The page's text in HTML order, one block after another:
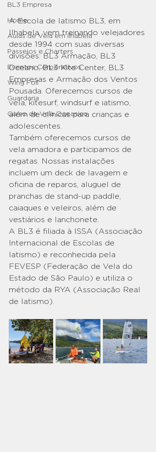
BL3 Empresa
Home
Aulas de Vela em Ilhabela
Passeios e Charters
Eventos Corporativos
Wing Foil
Guardaria
Curso de Vela Oceanica
A Escola de Iatismo BL3, em
Ilhabela, vem treinando velejadores
desde 1994 com suas diversas
divisões: BL3 Armação, BL3
Oceano, BL3 Kite Center, BL3
Empresas e Armação dos Ventos
Pousada. Oferecemos cursos de
vela, kitesurf, windsurf e iatismo,
além de clínicas para crianças e
adolescentes.
Também oferecemos cursos de
vela amadora e participamos de
regatas. Nossas instalações
incluem um deck de lavagem e
oficina de reparos, aluguel de
pranchas de stand-up paddle,
caiaques e veleiros, além de
vestiários e lanchonete.
A BL3 é filiada à ISSA (Associação
Internacional de Escolas de
Iatismo) e reconhecida pela
FEVESP (Federação de Vela do
Estado de São Paulo) e utiliza o
método da RYA (Associação Real
de Iatismo).